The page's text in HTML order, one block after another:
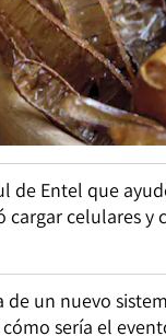
de Entel que
celulares y
un nuevo
sería el